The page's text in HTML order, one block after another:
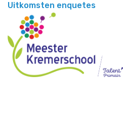
Uitkomsten enquetes